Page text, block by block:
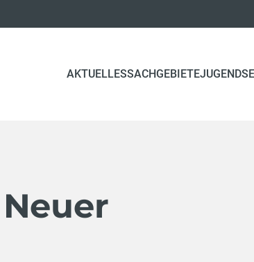
AKTUELLESSACHGEBIETEJUGEND